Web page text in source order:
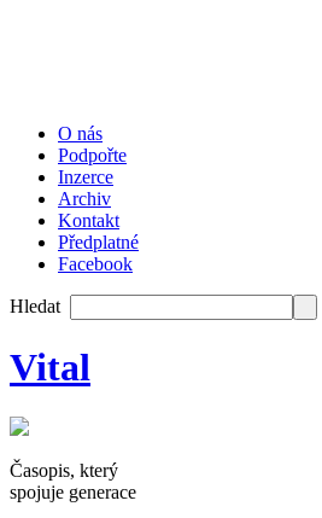
O nás
Podpořte
Inzerce
Archiv
Kontakt
Předplatné
Facebook
Hledat
Vital
Časopis, který
spojuje generace